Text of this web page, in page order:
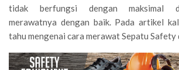
tidak berfungsi dengan maksimal
merawatnya dengan baik. Pada artikel
tahu mengenai cara merawat Sepatu Safety